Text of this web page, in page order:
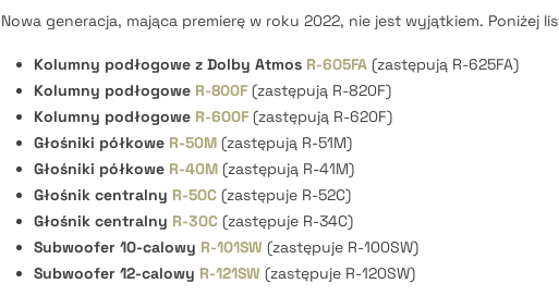
Nowa generacja, mająca premierę w roku 2022, nie jest wyjątkiem. Poniżej
Kolumny podłogowe z Dolby Atmos R-605FA (zastępują R-625FA)
Kolumny podłogowe R-800F (zastępują R-820F)
Kolumny podłogowe R-600F (zastępują R-620F)
Głośniki półkowe R-50M (zastępują R-51M)
Głośniki półkowe R-40M (zastępują R-41M)
Głośnik centralny R-50C (zastępuje R-52C)
Głośnik centralny R-30C (zastępuje R-34C)
Subwoofer 10-calowy R-101SW (zastępuje R-100SW)
Subwoofer 12-calowy R-121SW (zastępuje R-120SW)